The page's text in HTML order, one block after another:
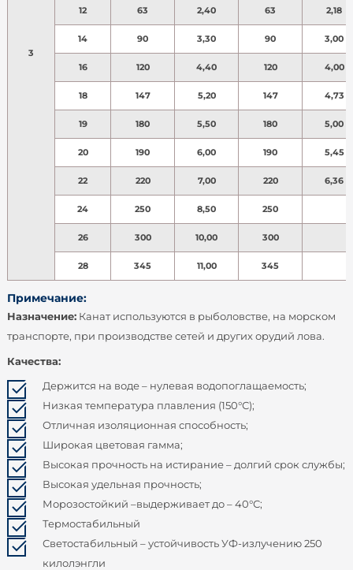
3
12 63 2,40 63 2,18
14 90 3,30 90 3,00
16 120 4,40 120 4,00
18 147 5,20 147 4,73
19 180 5,50 180 5,00
20 190 6,00 190 5,45
22 220 7,00 220 6,36
24 250 8,50 250
26 300 10,00 300
28 345 11,00 345
Примечание:
Назначение: Канат используются в рыболовстве, на морском
транспорте, при производстве сетей и других орудий лова.
Качества:
Держится на воде – нулевая водопоглащаемость;
Низкая температура плавления (150°С);
Отличная изоляционная способность;
Широкая цветовая гамма;
Высокая прочность на истирание – долгий срок службы;
Высокая удельная прочность;
Морозостойкий –выдерживает до – 40°С;
Термостабильный
Светостабильный – устойчивость УФ-излучению 250
килолэнгли